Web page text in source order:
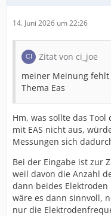
14. Juni 2026 um 22:26
Zitat von ci_joe
meiner Meinung fehlt
Thema Eas
Hm, was sollte das
mit EAS nicht aus,
Messungen sich
Bei der Eingabe ist zur
weil davon die Anzahl
dann beides
wäre es dann sinnvoll,
nur die